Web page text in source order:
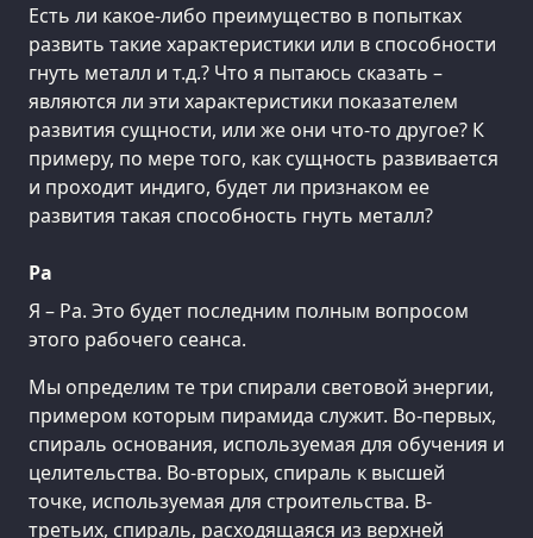
Есть ли какое-либо преимущество в попытках
развить такие характеристики или в способности
гнуть металл и т.д.? Что я пытаюсь сказать –
являются ли эти характеристики показателем
развития сущности, или же они что-то другое? К
примеру, по мере того, как сущность развивается
и проходит индиго, будет ли признаком ее
развития такая способность гнуть металл?
Ра
Я – Ра. Это будет последним полным вопросом
этого рабочего сеанса.
Мы определим те три спирали световой энергии,
примером которым пирамида служит. Во-первых,
спираль основания, используемая для обучения и
целительства. Во-вторых, спираль к высшей
точке, используемая для строительства. В-
третьих, спираль, расходящаяся из верхней